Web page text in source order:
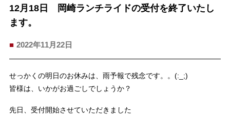
12月18日 岡崎ランチライドの受付を終了いたし
ます。
2022年11月22日
せっかくの明日のお休みは、雨予報で残念です。。(:_;)
皆様は、いかがお過ごしでしょうか？
先日、受付開始させていただきました